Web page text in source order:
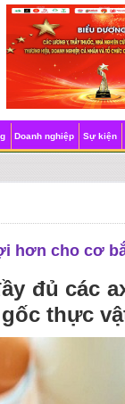
Doanh nghiệp Sự kiện
hơn cho cơ
đủ các
thực